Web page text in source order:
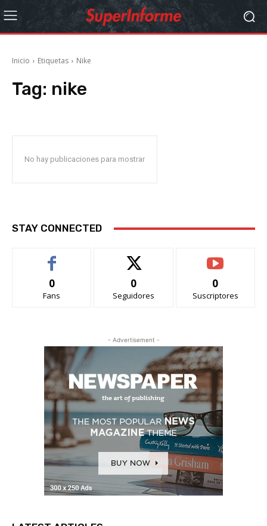
Inicio Etiquetas Nike
Tag: nike
No hay publicaciones para mostrar
STAY CONNECTED
0
Fans
0
Seguidores
0
Suscriptores
- Advertisement -